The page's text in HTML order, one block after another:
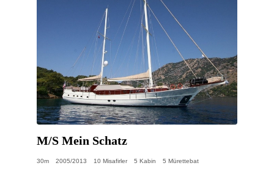
M/S Mein Schatz
30m 2005/2013 10 Misafirler 5 Kabin 5 Mürettebat